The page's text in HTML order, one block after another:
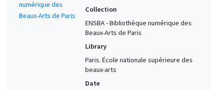
Collection
ENSBA - Bibliothèque numérique des
Beaux-Arts de Paris
Library
Paris. École nationale supérieure des
beaux-arts
Date